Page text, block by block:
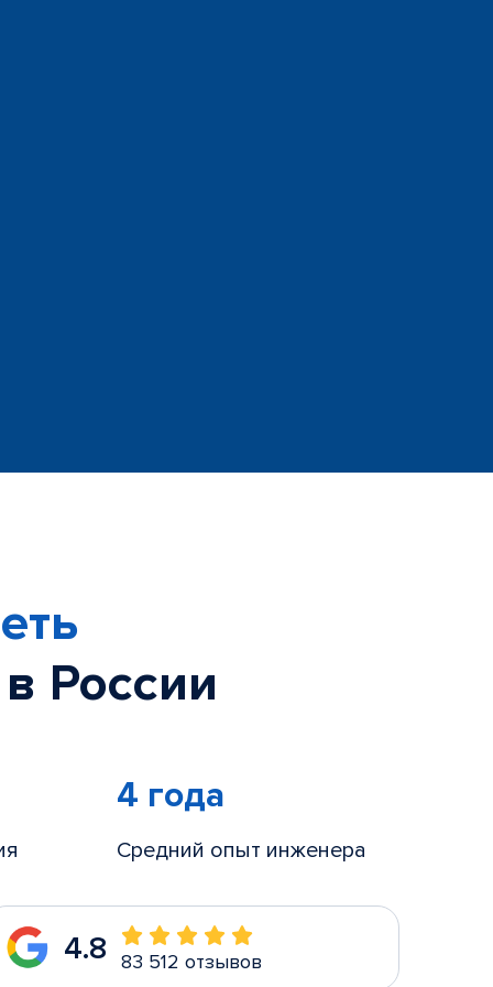
России
4 года
Средний опыт инженера
4.8 83 512 отзывов